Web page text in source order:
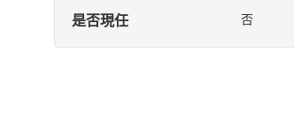
是否現任 否